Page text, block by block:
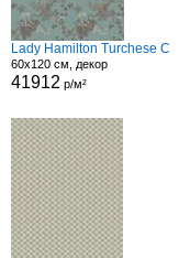
Lady Hamilton Turchese C
60x120 см, декор
41912 р/м²